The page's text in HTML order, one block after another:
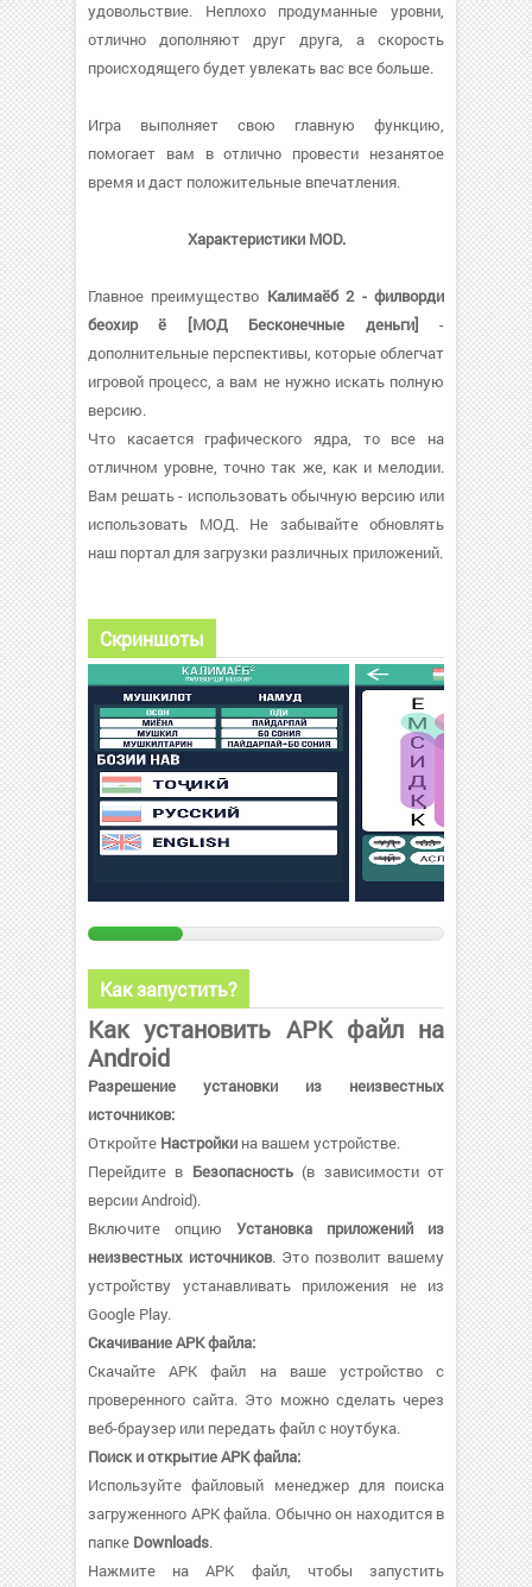
удовольствие. Неплохо продуманные уровни,
отлично дополняют друг друга, а скорость
происходящего будет увлекать вас все больше.
Игра выполняет свою главную функцию,
помогает вам в отлично провести незанятое
время и даст положительные впечатления.
Характеристики MOD.
Главное преимущество Калимаёб 2 - филворди
беохир ё [МОД Бесконечные деньги] -
дополнительные перспективы, которые облегчат
игровой процесс, а вам не нужно искать полную
версию.
Что касается графического ядра, то все на
отличном уровне, точно так же, как и мелодии.
Вам решать - использовать обычную версию или
использовать МОД. Не забывайте обновлять
наш портал для загрузки различных приложений.
Скриншоты
Как запустить?
Как установить APK файл на
Android
Разрешение установки из неизвестных
источников:
Откройте Настройки на вашем устройстве.
Перейдите в Безопасность(в зависимости от
версии Android).
Включите опцию Установка приложений из
неизвестных источников. Это позволит вашему
устройству устанавливать приложения не из
Google Play.
Скачивание APK файла:
Скачайте APK файл на ваше устройство с
проверенного сайта. Это можно сделать через
веб-браузер или передать файл с ноутбука.
Поиск и открытие APK файла:
Используйте файловый менеджер для поиска
загруженного APK файла. Обычно он находится в
папке Downloads.
Нажмите на APK файл, чтобы запустить